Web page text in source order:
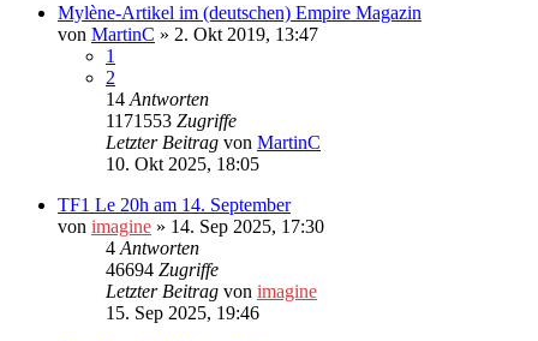
Mylène-Artikel im (deutschen) Empire Magazin
von MartinC » 2. Okt 2019, 13:47
1
2
14 Antworten
1171553 Zugriffe
Letzter Beitrag von MartinC
10. Okt 2025, 18:05
TF1 Le 20h am 14. September
von imagine » 14. Sep 2025, 17:30
4 Antworten
46694 Zugriffe
Letzter Beitrag von imagine
15. Sep 2025, 19:46